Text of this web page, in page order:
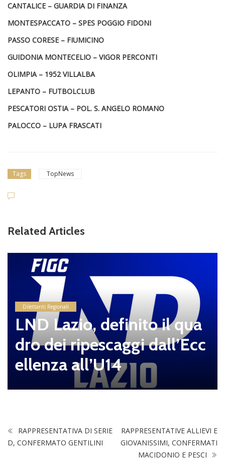
CANTALICE – GUARDIA DI FINANZA
MONTESPACCATO – SPES POGGIO FIDONI
PASSO CORESE – FIUMICINO
GUIDONIA MONTECELIO – VIGOR PERCONTI
OLIMPIA – 1952 VILLALBA
LEPANTO – FUTBOLCLUB
PESCATORI OSTIA – POL. S. ANGELO ROMANO
PALOCCO – LUPA FRASCATI
Tags TopNews
Related Articles
Dilettanti Regionali
LND Lazio, definito il qua
dro dei ripescaggi dall’Ecc
ellenza all’U14
RAPPRESENTATIVA DI SERIE
D, CONFERMATO GENTILINI
RAPPRESENTATIVE ALLIEVI E
GIOVANISSIMI, CONFERMATI
MACIDONIO E PESCI